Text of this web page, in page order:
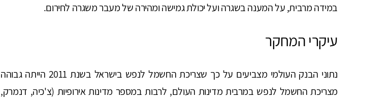
במידה מרבית, על המענה בשגרה ועל יכולת גמישה ומהירה של מעבר משגרה לחירום.
עיקרי המחקר
נתוני הבנק העולמי מצביעים על כך שצריכת החשמל לנפש בישראל בשנת 2011 הייתה גבוהה
מצריכת החשמל לנפש במרבית מדינות העולם, לרבות במספר מדינות אירופיות (צ'כיה, דנמרק,